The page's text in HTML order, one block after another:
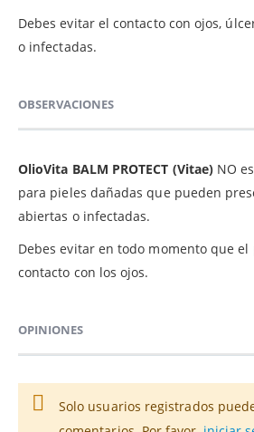
Debes evitar el contacto con ojos,
o infectadas.
OBSERVACIONES
OlioVita BALM PROTECT (Vitae) NO
para pieles dañadas que pueden
abiertas o infectadas.
Debes evitar en todo momento que
contacto con los ojos.
OPINIONES
Solo usuarios registrados